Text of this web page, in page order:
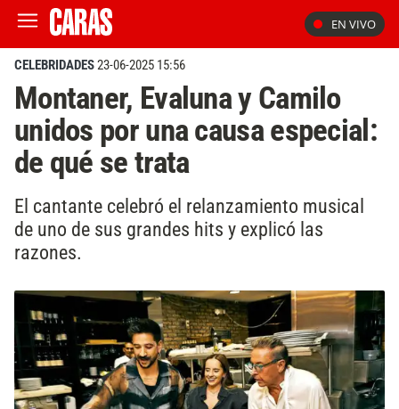
EN VIVO
CELEBRIDADES23-06-2025 15:56
Montaner, Evaluna y Camilo
unidos por una causa especial:
de qué se trata
El cantante celebró el relanzamiento musical
de uno de sus grandes hits y explicó las
razones.